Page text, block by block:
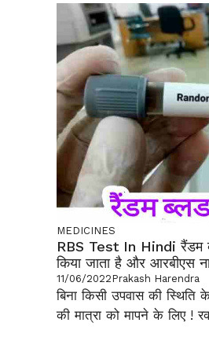
MEDICINES
RBS Test In Hindi रैंडम
किया जाता है और आरबीएस
11/06/2022Prakash Harendra
बिना किसी उपवास की
की मात्रा को मापने के लिए !